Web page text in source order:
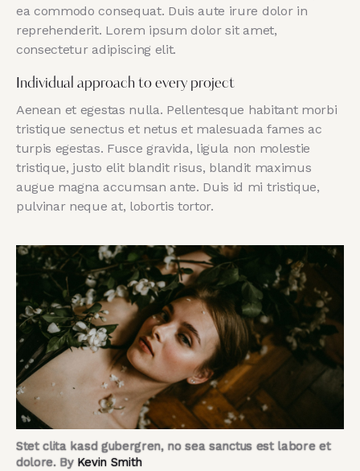
ea commodo consequat. Duis aute irure dolor in
reprehenderit. Lorem ipsum dolor sit amet,
consectetur adipiscing elit.
Individual approach to every project
Aenean et egestas nulla. Pellentesque habitant morbi
tristique senectus et netus et malesuada fames ac
turpis egestas. Fusce gravida, ligula non molestie
tristique, justo elit blandit risus, blandit maximus
augue magna accumsan ante. Duis id mi tristique,
pulvinar neque at, lobortis tortor.
Stet clita kasd gubergren, no sea sanctus est labore et
dolore. By Kevin Smith